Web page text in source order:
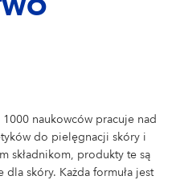
naukowców pracuje nad
do pielęgnacji skóry i
składnikom, produkty te są
dla skóry. Każda formuła jest